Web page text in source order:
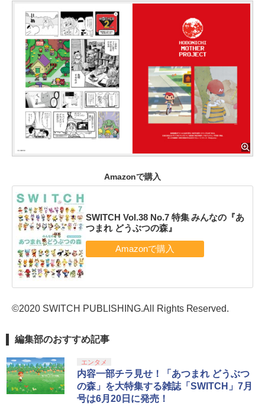
Amazonで購入
SWITCH Vol.38 No.7 特集 みんなの『あ
つまれ どうぶつの森』
©2020 SWITCH PUBLISHING.All Rights Reserved.
編集部のおすすめ記事
エンタメ
内容一部チラ見せ！「あつまれ どうぶつ
の森」を大特集する雑誌「SWITCH」7月
号は6月20日に発売！